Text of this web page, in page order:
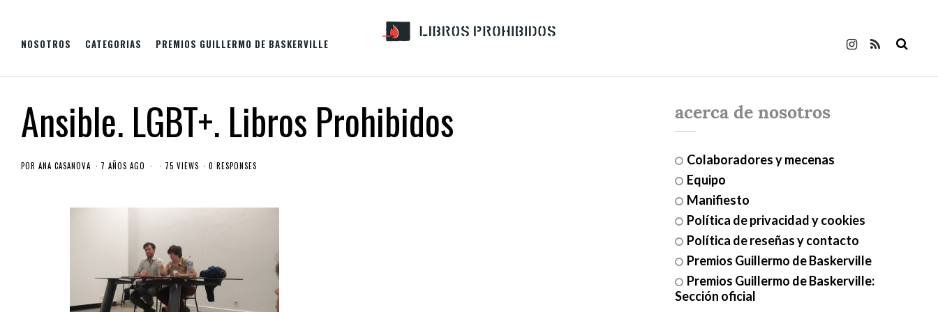
NOSOTROS CATEGORIAS PREMIOS GUILLERMO DE BASKERVILLE
Ansible. LGBT+. Libros Prohibidos
POR ANA CASANOVA 7 AÑOS AGO 75 VIEWS 0 RESPONSES
acerca de nosotros
Colaboradores y mecenas
Equipo
Manifiesto
Política de privacidad y cookies
Política de reseñas y contacto
Premios Guillermo de Baskerville
Premios Guillermo de Baskerville:
Sección oficial